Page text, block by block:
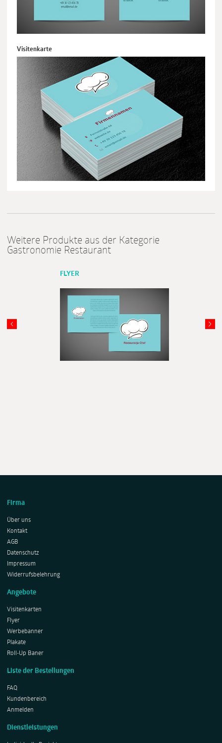
Visitenkarte
Weitere Produkte aus der Kategorie
Gastronomie Restaurant
FLYER
Firma
Über uns
Kontakt
AGB
Datenschutz
Impressum
Widerrufsbelehrung
Angebote
Visitenkarten
Flyer
Werbebanner
Plakate
Roll-Up Baner
Liste der Bestellungen
FAQ
Kundenbereich
Anmelden
Dienstleistungen